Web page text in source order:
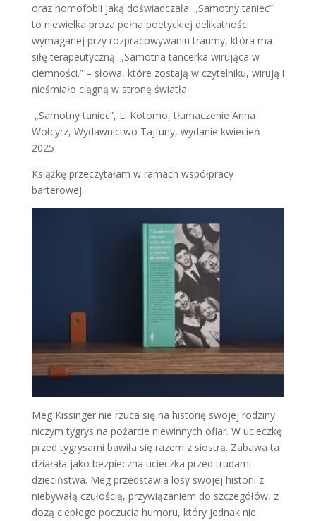
oraz homofobii jaką doświadczała. „Samotny taniec”
to niewielka proza pełna poetyckiej delikatności
wymaganej przy rozpracowywaniu traumy, która ma
siłę terapeutyczną. „Samotna tancerka wirująca w
ciemności.” – słowa, które zostają w czytelniku, wirują i
nieśmiało ciągną w stronę światła.
„Samotny taniec”, Li Kotomo, tłumaczenie Anna
Wołcyrz, Wydawnictwo Tajfuny, wydanie kwiecień
2025
Książkę przeczytałam w ramach współpracy
barterowej.
Meg Kissinger nie rzuca się na historię swojej rodziny
niczym tygrys na pożarcie niewinnych ofiar. W ucieczkę
przed tygrysami bawiła się razem z siostrą. Zabawa ta
działała jako bezpieczna ucieczka przed trudami
dzieciństwa. Meg przedstawia losy swojej historii z
niebywałą czułością, przywiązaniem do szczegółów, z
dozą ciepłego poczucia humoru, który jednak nie